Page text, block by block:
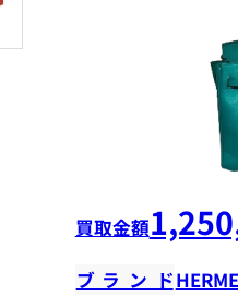
買取金額
ブランド